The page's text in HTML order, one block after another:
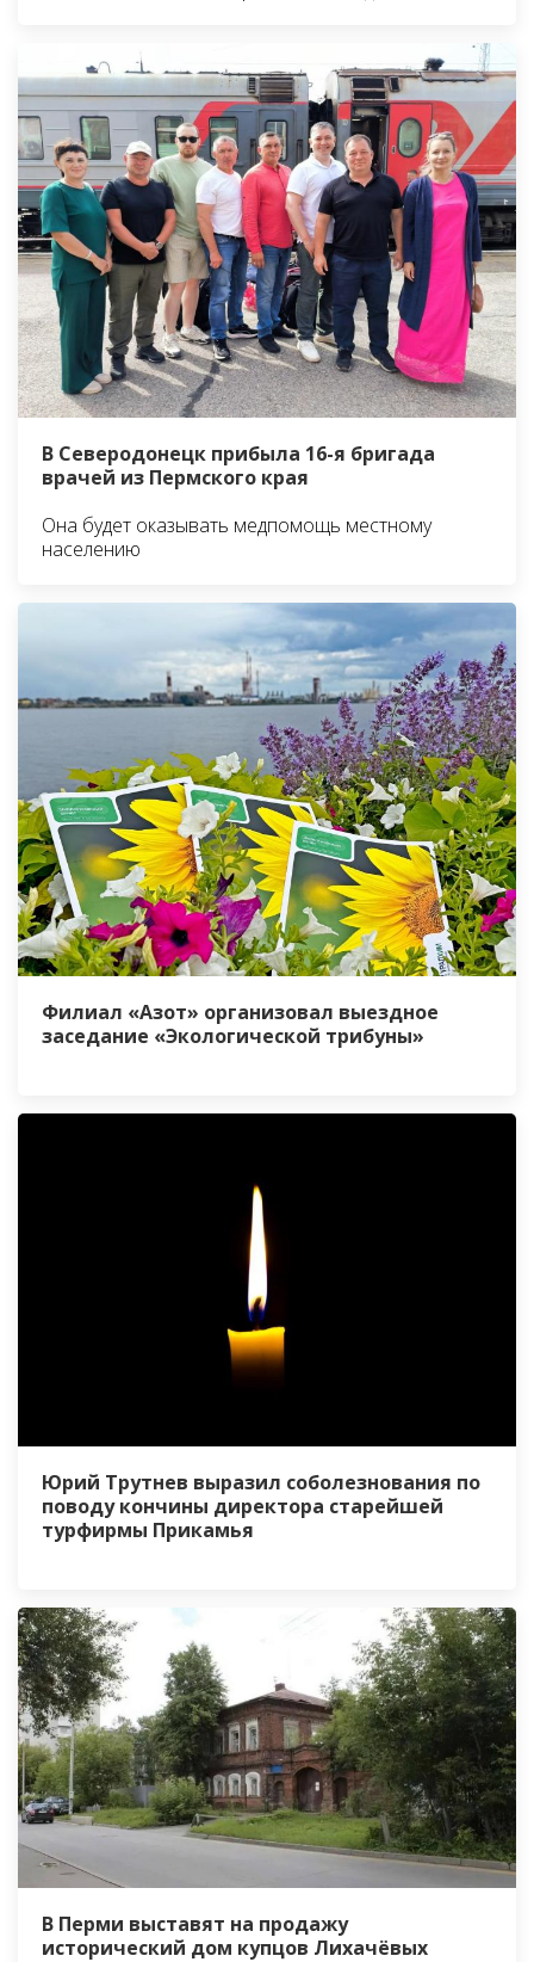
В Северодонецк прибыла 16-я бригада
врачей из Пермского края
Она будет оказывать медпомощь местному
населению
Филиал «Азот» организовал выездное
заседание «Экологической трибуны»
Юрий Трутнев выразил соболезнования по
поводу кончины директора старейшей
турфирмы Прикамья
В Перми выставят на продажу
исторический дом купцов Лихачёвых